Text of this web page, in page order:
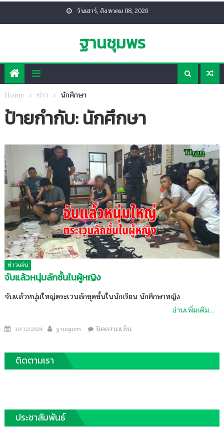
วันเสาร์, สิงหาคม 08, 2026
ฐานชุมพร
Home ข่าว นักศึกษา
ป้ายกำกับ:นักศึกษา
ข่าวเด่น
จับแล้วหนุ่มลักชั้นในผู้หญิง
จับแล้วหนุ่มใหญ่ตระเวนลักชุดชั้นในนักเรียน นักศึกษาหญิง
อ่านเพิ่มเติม…
Posted
10/12/2024 Author
ฐานชุมพร ปิดความเห็นบน
แล้ว
ผู้
ติดตามเรา
ประชาสัมพันธ์